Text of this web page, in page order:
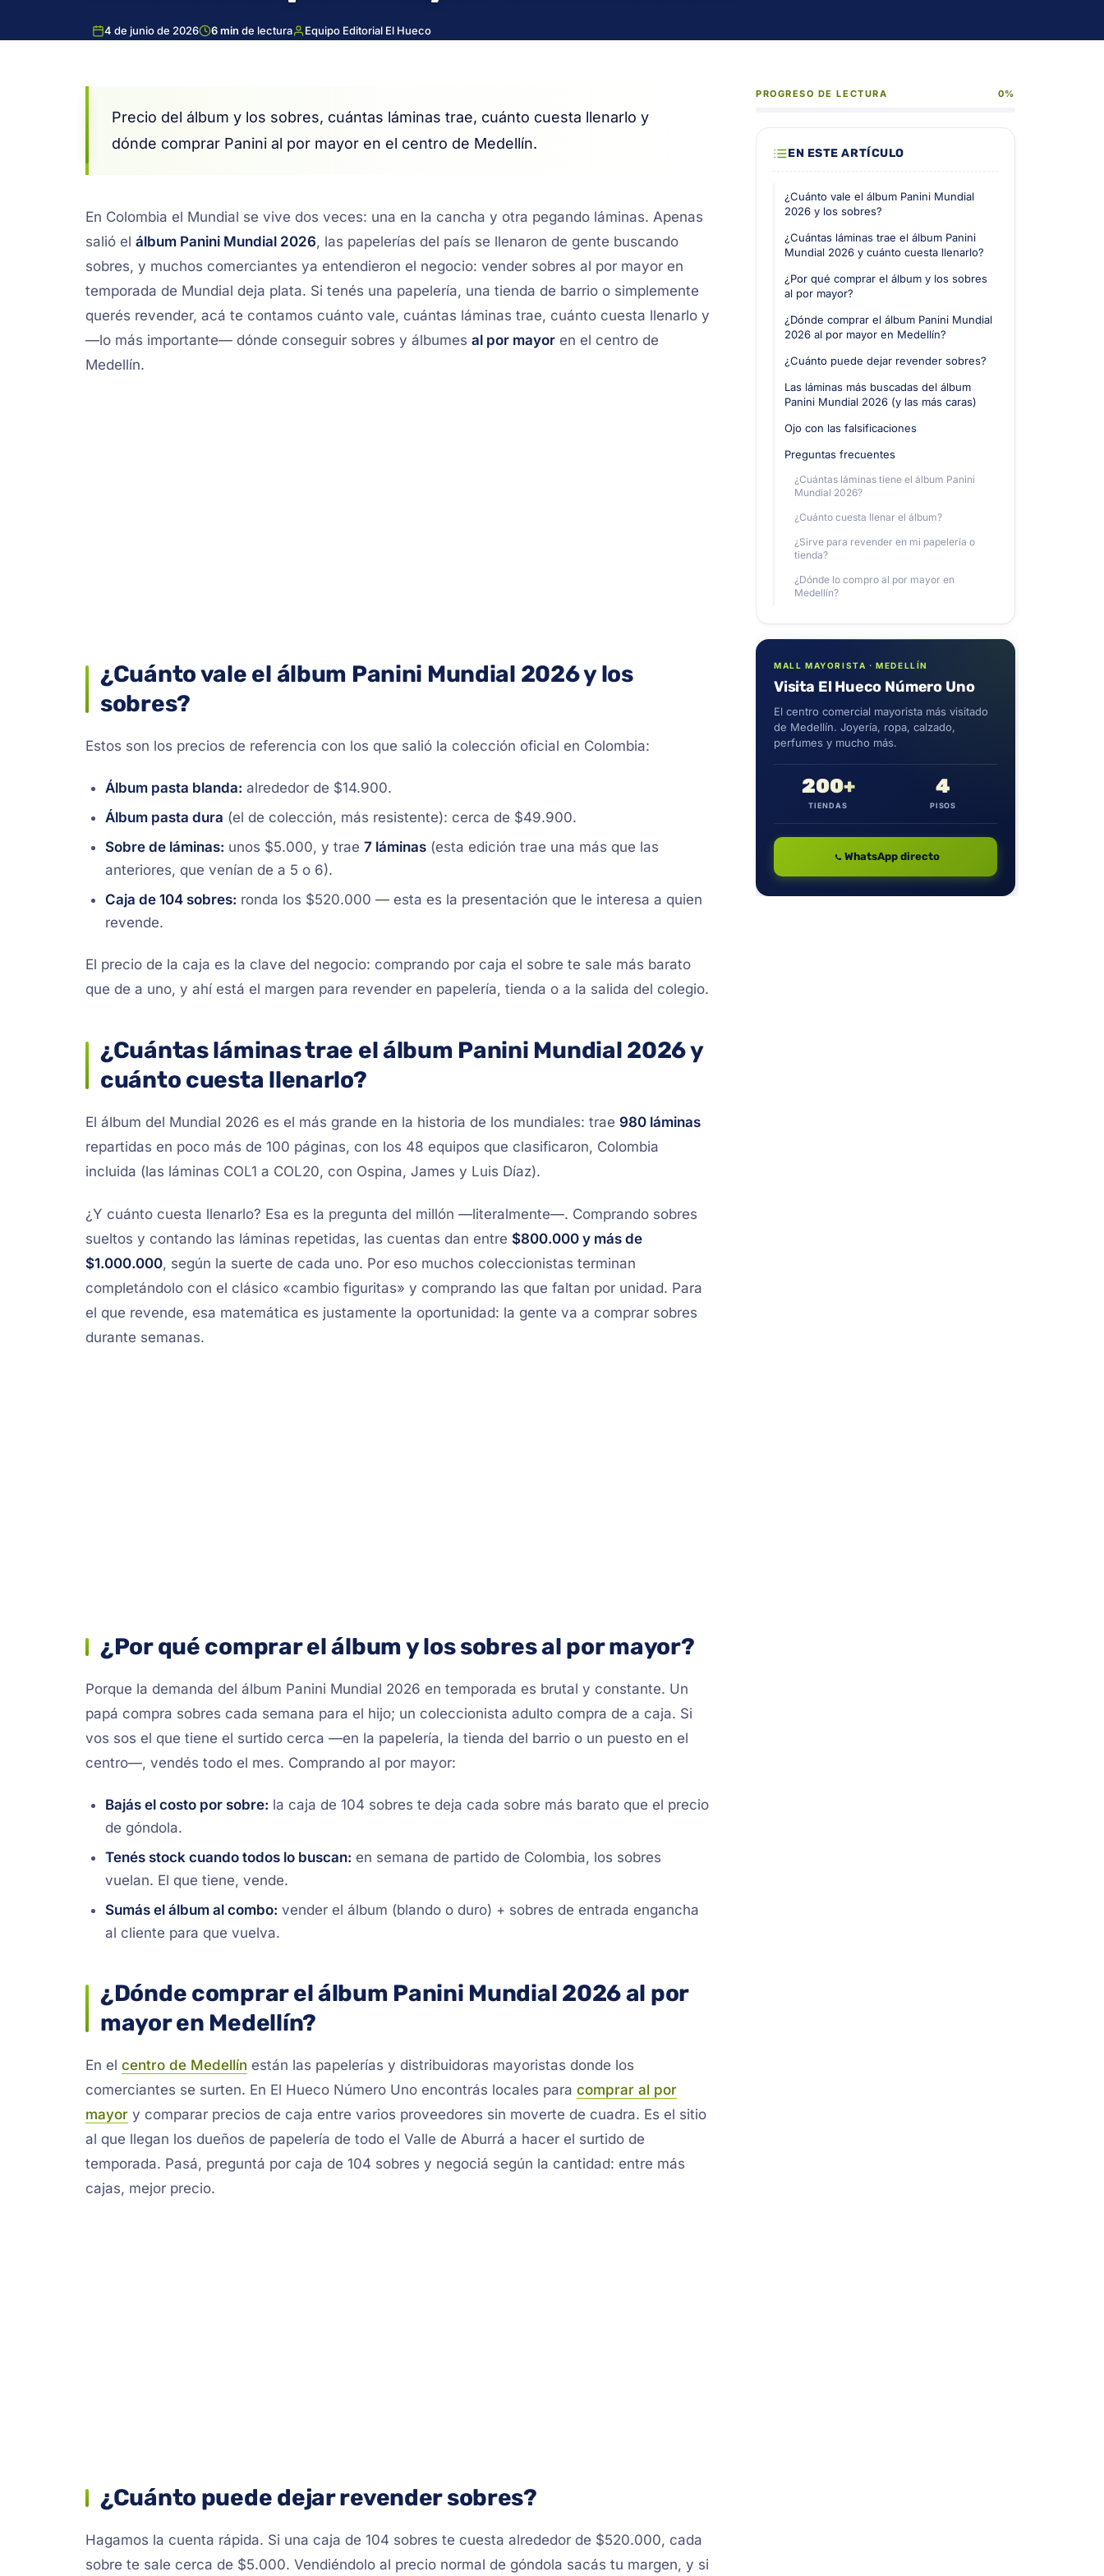
4 de junio de 2026 6 min de lectura Equipo Editorial El Hueco
Precio del álbum y los sobres, cuántas láminas trae, cuánto cuesta llenarlo y
dónde comprar Panini al por mayor en el centro de Medellín.
En Colombia el Mundial se vive dos veces: una en la cancha y otra pegando láminas. Apenas
salió el álbum Panini Mundial 2026, las papelerías del país se llenaron de gente buscando
sobres, y muchos comerciantes ya entendieron el negocio: vender sobres al por mayor en
temporada de Mundial deja plata. Si tenés una papelería, una tienda de barrio o simplemente
querés revender, acá te contamos cuánto vale, cuántas láminas trae, cuánto cuesta llenarlo y
—lo más importante— dónde conseguir sobres y álbumes al por mayor en el centro de
Medellín.
¿Cuánto vale el álbum Panini Mundial 2026 y los
sobres?
Estos son los precios de referencia con los que salió la colección oficial en Colombia:
Álbum pasta blanda: alrededor de $14.900.
Álbum pasta dura (el de colección, más resistente): cerca de $49.900.
Sobre de láminas: unos $5.000, y trae 7 láminas (esta edición trae una más que las
anteriores, que venían de a 5 o 6).
Caja de 104 sobres: ronda los $520.000 — esta es la presentación que le interesa a quien
revende.
El precio de la caja es la clave del negocio: comprando por caja el sobre te sale más barato
que de a uno, y ahí está el margen para revender en papelería, tienda o a la salida del colegio.
¿Cuántas láminas trae el álbum Panini Mundial 2026 y
cuánto cuesta llenarlo?
El álbum del Mundial 2026 es el más grande en la historia de los mundiales: trae 980 láminas
repartidas en poco más de 100 páginas, con los 48 equipos que clasificaron, Colombia
incluida (las láminas COL1 a COL20, con Ospina, James y Luis Díaz).
¿Y cuánto cuesta llenarlo? Esa es la pregunta del millón —literalmente—. Comprando sobres
sueltos y contando las láminas repetidas, las cuentas dan entre $800.000 y más de
$1.000.000, según la suerte de cada uno. Por eso muchos coleccionistas terminan
completándolo con el clásico «cambio figuritas» y comprando las que faltan por unidad. Para
el que revende, esa matemática es justamente la oportunidad: la gente va a comprar sobres
durante semanas.
¿Por qué comprar el álbum y los sobres al por mayor?
Porque la demanda del álbum Panini Mundial 2026 en temporada es brutal y constante. Un
papá compra sobres cada semana para el hijo; un coleccionista adulto compra de a caja. Si
vos sos el que tiene el surtido cerca —en la papelería, la tienda del barrio o un puesto en el
centro—, vendés todo el mes. Comprando al por mayor:
Bajás el costo por sobre: la caja de 104 sobres te deja cada sobre más barato que el precio
de góndola.
Tenés stock cuando todos lo buscan: en semana de partido de Colombia, los sobres
vuelan. El que tiene, vende.
Sumás el álbum al combo: vender el álbum (blando o duro) + sobres de entrada engancha
al cliente para que vuelva.
¿Dónde comprar el álbum Panini Mundial 2026 al por
mayor en Medellín?
En el centro de Medellín están las papelerías y distribuidoras mayoristas donde los
comerciantes se surten. En El Hueco Número Uno encontrás locales para comprar al por
mayor y comparar precios de caja entre varios proveedores sin moverte de cuadra. Es el sitio
al que llegan los dueños de papelería de todo el Valle de Aburrá a hacer el surtido de
temporada. Pasá, preguntá por caja de 104 sobres y negociá según la cantidad: entre más
cajas, mejor precio.
¿Cuánto puede dejar revender sobres?
Hagamos la cuenta rápida. Si una caja de 104 sobres te cuesta alrededor de $520.000, cada
sobre te sale cerca de $5.000. Vendiéndolo al precio normal de góndola sacás tu margen, y si
PROGRESO DE LECTURA 0%
EN ESTE ARTÍCULO
¿Cuánto vale el álbum Panini Mundial
2026 y los sobres?
¿Cuántas láminas trae el álbum Panini
Mundial 2026 y cuánto cuesta llenarlo?
¿Por qué comprar el álbum y los sobres
al por mayor?
¿Dónde comprar el álbum Panini Mundial
2026 al por mayor en Medellín?
¿Cuánto puede dejar revender sobres?
Las láminas más buscadas del álbum
Panini Mundial 2026 (y las más caras)
Ojo con las falsificaciones
Preguntas frecuentes
¿Cuántas láminas tiene el álbum Panini
Mundial 2026?
¿Cuánto cuesta llenar el álbum?
¿Sirve para revender en mi papelería o
tienda?
¿Dónde lo compro al por mayor en
Medellín?
MALL MAYORISTA · MEDELLÍN
Visita El Hueco Número Uno
El centro comercial mayorista más visitado
de Medellín. Joyería, ropa, calzado,
perfumes y mucho más.
200+
TIENDAS
4
PISOS
WhatsApp directo